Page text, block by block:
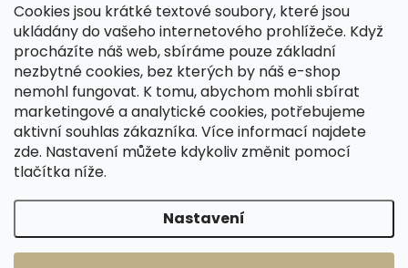
Cookies jsou krátké textové soubory, které jsou
ukládány do vašeho internetového prohlížeče. Když
procházíte náš web, sbíráme pouze základní
nezbytné cookies, bez kterých by náš e-shop
nemohl fungovat. K tomu, abychom mohli sbírat
marketingové a analytické cookies, potřebujeme
aktivní souhlas zákazníka. Více informací najdete
zde. Nastavení můžete kdykoliv změnit pomocí
tlačítka níže.
Nastavení
KONTAKT
dotazy@spongr.cz
+420 776 663 962
https://www.facebook.com/spongr.cz
spongr.cz